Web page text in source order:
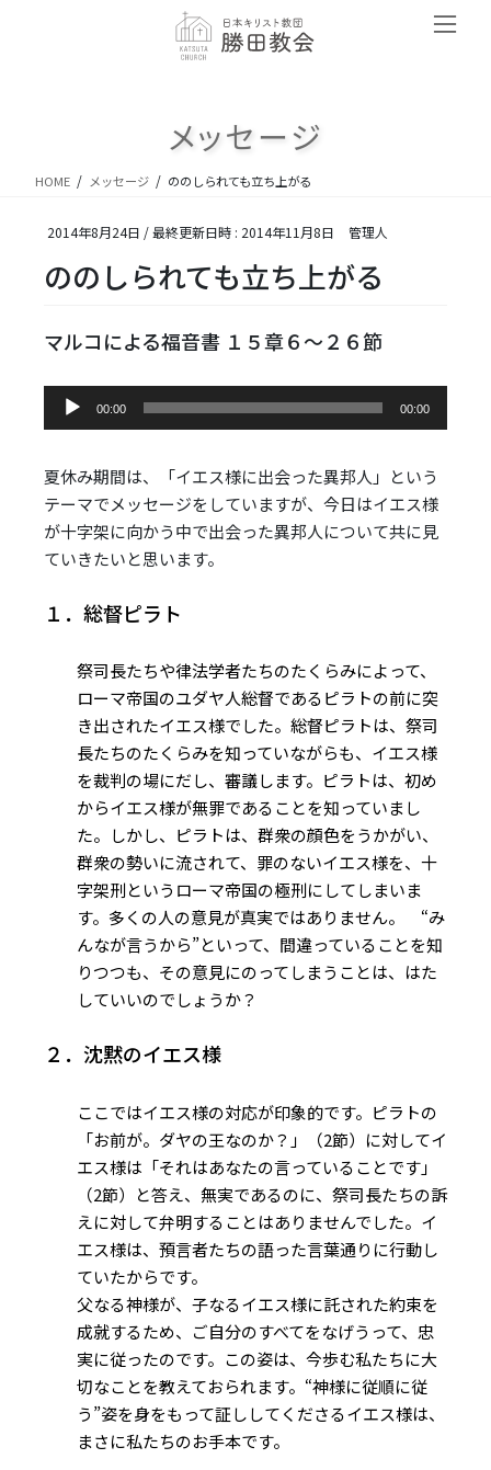
メッセージ
HOME メッセージ ののしられても立ち上がる
2014年8月24日 / 最終更新日時 : 2014年11月8日 管理人
ののしられても立ち上がる
マルコによる福音書 １５章６～２６節
レ
ー
ヤ
ー
00:00 00:00
夏休み期間は、「イエス様に出会った異邦人」という
テーマでメッセージをしていますが、今日はイエス様
が十字架に向かう中で出会った異邦人について共に見
ていきたいと思います。
１．総督ピラト
祭司長たちや律法学者たちのたくらみによって、
ローマ帝国のユダヤ人総督であるピラトの前に突
き出されたイエス様でした。総督ピラトは、祭司
長たちのたくらみを知っていながらも、イエス様
を裁判の場にだし、審議します。ピラトは、初め
からイエス様が無罪であることを知っていまし
た。しかし、ピラトは、群衆の顔色をうかがい、
群衆の勢いに流されて、罪のないイエス様を、十
字架刑というローマ帝国の極刑にしてしまいま
す。多くの人の意見が真実ではありません。 “み
んなが言うから”といって、間違っていることを知
りつつも、その意見にのってしまうことは、はた
していいのでしょうか？
２．沈黙のイエス様
ここではイエス様の対応が印象的です。ピラトの
「お前が。ダヤの王なのか？」（2節）に対してイ
エス様は「それはあなたの言っていることです」
（2節）と答え、無実であるのに、祭司長たちの訴
えに対して弁明することはありませんでした。イ
エス様は、預言者たちの語った言葉通りに行動し
ていたからです。
父なる神様が、子なるイエス様に託された約束を
成就するため、ご自分のすべてをなげうって、忠
実に従ったのです。この姿は、今歩む私たちに大
切なことを教えておられます。“神様に従順に従
う”姿を身をもって証ししてくださるイエス様は、
まさに私たちのお手本です。